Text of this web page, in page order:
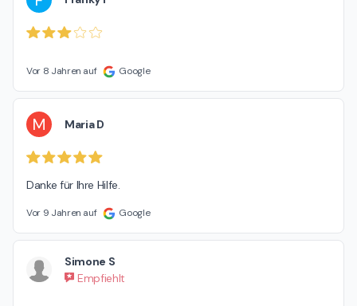
Vor 8 Jahren auf Google
M Maria D
Danke für Ihre Hilfe.
Vor 9 Jahren auf Google
Simone S
Empfiehlt